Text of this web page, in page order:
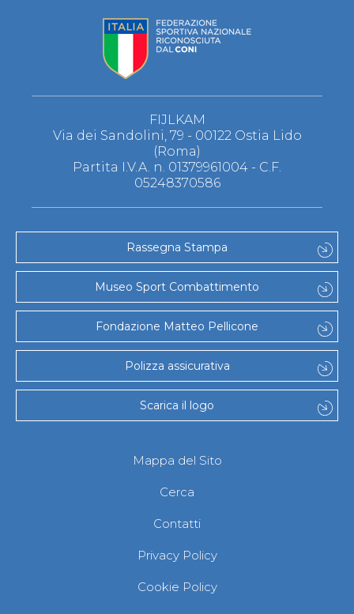
FIJLKAM
Via dei Sandolini, 79 - 00122 Ostia Lido
(Roma)
Partita I.V.A. n. 01379961004 - C.F.
05248370586
Rassegna Stampa
Museo Sport Combattimento
Fondazione Matteo Pellicone
Polizza assicurativa
Scarica il logo
Mappa del Sito
Cerca
Contatti
Privacy Policy
Cookie Policy